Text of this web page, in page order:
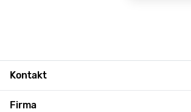
Kontakt
Firma